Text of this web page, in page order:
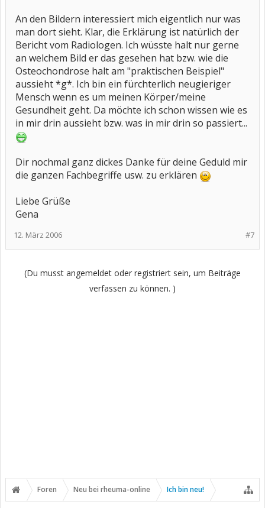
An den Bildern interessiert mich eigentlich nur was
man dort sieht. Klar, die Erklärung ist natürlich der
Bericht vom Radiologen. Ich wüsste halt nur gerne
an welchem Bild er das gesehen hat bzw. wie die
Osteochondrose halt am "praktischen Beispiel"
aussieht *g*. Ich bin ein fürchterlich neugieriger
Mensch wenn es um meinen Körper/meine
Gesundheit geht. Da möchte ich schon wissen wie es
in mir drin aussieht bzw. was in mir drin so passiert...
Dir nochmal ganz dickes Danke für deine Geduld mir
die ganzen Fachbegriffe usw. zu erklären
Liebe Grüße
Gena
#7
12. März 2006
(Du musst angemeldet oder registriert sein, um Beiträge
verfassen zu können. )
Foren Neu bei rheuma-online Ich bin neu!